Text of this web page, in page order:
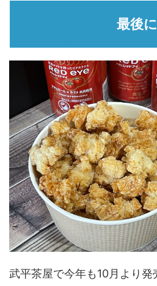
最後に
武平茶屋で今年も10月より